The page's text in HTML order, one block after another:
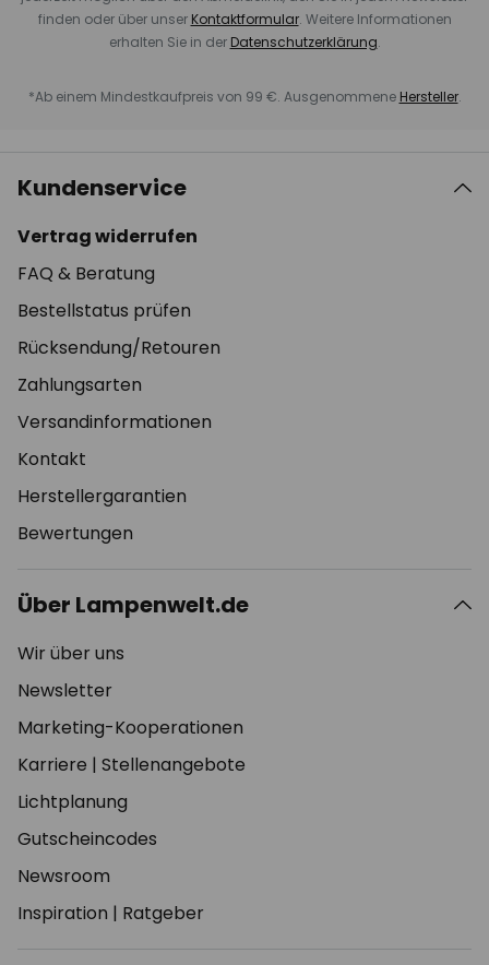
finden oder über unser Kontaktformular. Weitere Informationen
erhalten Sie in der Datenschutzerklärung.
*Ab einem Mindestkaufpreis von 99 €. Ausgenommene Hersteller.
Kundenservice
Vertrag widerrufen
FAQ & Beratung
Bestellstatus prüfen
Rücksendung/Retouren
Zahlungsarten
Versandinformationen
Kontakt
Herstellergarantien
Bewertungen
Über Lampenwelt.de
Wir über uns
Newsletter
Marketing-Kooperationen
Karriere | Stellenangebote
Lichtplanung
Gutscheincodes
Newsroom
Inspiration | Ratgeber